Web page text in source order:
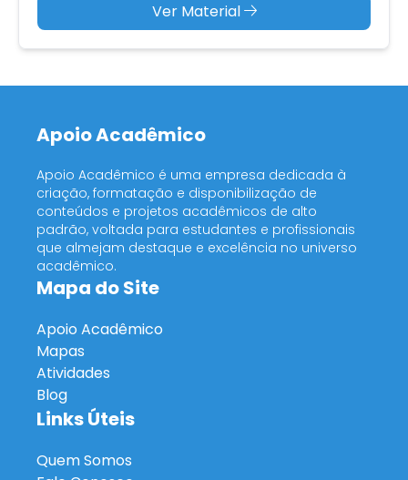
Ver Material
Apoio Acadêmico
Apoio Acadêmico é uma empresa dedicada à
criação, formatação e disponibilização de
conteúdos e projetos acadêmicos de alto
padrão, voltada para estudantes e profissionais
que almejam destaque e excelência no universo
acadêmico.
Mapa do Site
Apoio Acadêmico
Mapas
Atividades
Blog
Links Úteis
Quem Somos